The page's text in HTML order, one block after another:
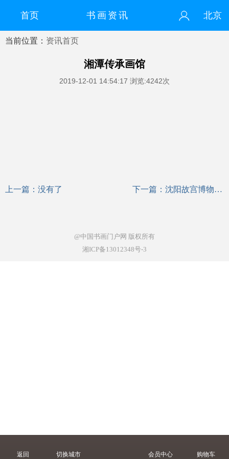
首页 北京
书画资讯
您好！欢迎来到中国书画门户网
当前位置： 资讯首页
湘潭传承画馆
2019-12-01 14:54:17 浏览:4242次
上一篇：没有了 下一篇： 沈阳故宫博物院展出院藏清代至民国“海派”名家画作
@中国书画门户网 版权所有
湘ICP备13012348号-3
返回 切换城市 会员中心 购物车